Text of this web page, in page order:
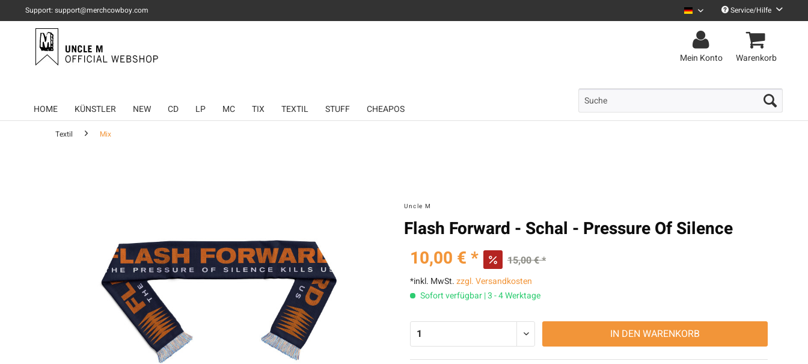
Support: support@merchcowboy.com Uncle M DeutschService/Hilfe
Mein Konto Warenkorb
HOME KÜNSTLER NEW CD LP MC TIX TEXTIL STUFF CHEAPOS
Textil Mix
Uncle M
Flash Forward - Schal - Pressure Of Silence
10,00 € *
15,00 € *
*inkl. MwSt.zzgl. Versandkosten
Sofort verfügbar | 3 - 4 Werktage
IN DEN WARENKORB